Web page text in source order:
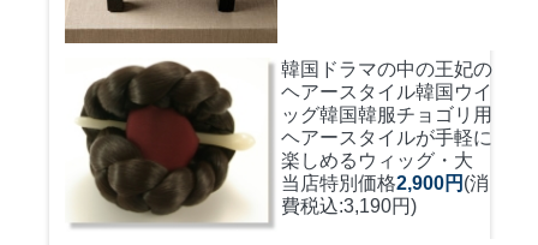
韓国ドラマの中の王妃の
ヘアースタイル韓国ウイ
ッグ韓国韓服チョゴリ用
ヘアースタイルが手軽に
楽しめるウィッグ・大
当店特別価格2,900円 (消
費税込:3,190円)